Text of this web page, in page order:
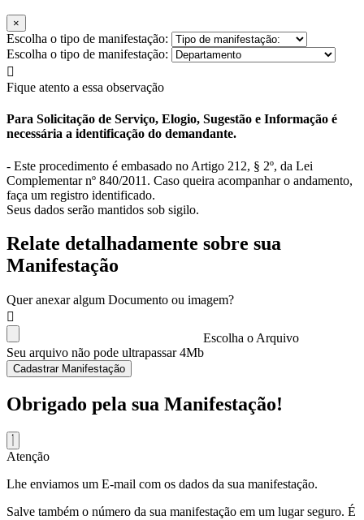
×
Escolha o tipo de manifestação:
Escolha o tipo de manifestação:
Fique atento a essa observação
Para Solicitação de Serviço, Elogio, Sugestão e Informação é
necessária a identificação do demandante.
- Este procedimento é embasado no Artigo 212, § 2º, da Lei
Complementar nº 840/2011. Caso queira acompanhar o andamento,
faça um registro identificado.
Seus dados serão mantidos sob sigilo.
Relate detalhadamente sobre sua
Manifestação
Quer anexar algum Documento ou imagem?
Escolha o Arquivo
Seu arquivo não pode ultrapassar 4Mb
Cadastrar Manifestação
Obrigado pela sua Manifestação!
Atenção
Lhe enviamos um E-mail com os dados da sua manifestação.
Salve também o número da sua manifestação em um lugar seguro. É